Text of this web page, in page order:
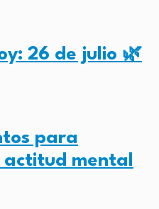
26 de julio 🌿
para
mental